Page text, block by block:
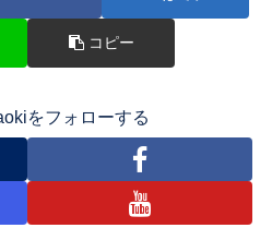
コピー
をフォローする